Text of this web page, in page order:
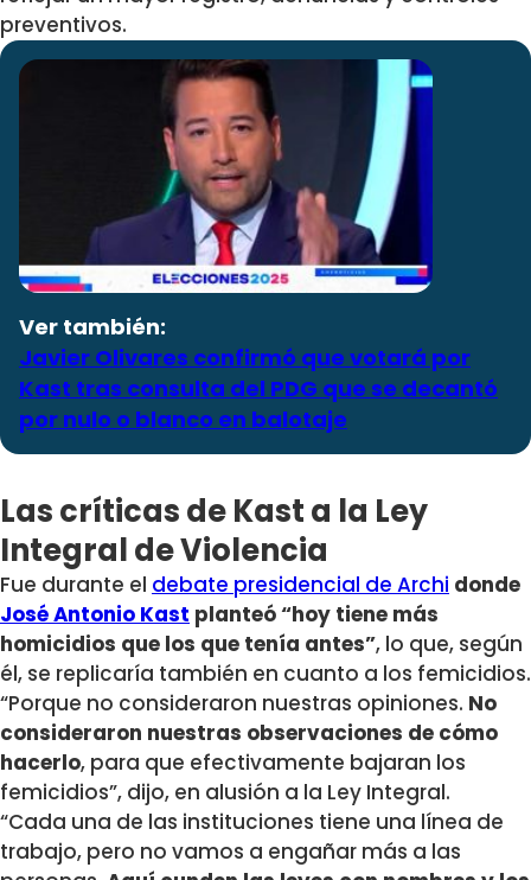
preventivos.
Ver también:
Javier Olivares confirmó que votará por
Kast tras consulta del PDG que se decantó
por nulo o blanco en balotaje
Las críticas de Kast a la Ley
Integral de Violencia
Fue durante el debate presidencial de Archi donde
José Antonio Kast planteó “hoy tiene más
homicidios que los que tenía antes”, lo que, según
él, se replicaría también en cuanto a los femicidios.
“Porque no consideraron nuestras opiniones. No
consideraron nuestras observaciones de cómo
hacerlo, para que efectivamente bajaran los
femicidios”, dijo, en alusión a la Ley Integral.
“Cada una de las instituciones tiene una línea de
trabajo, pero no vamos a engañar más a las